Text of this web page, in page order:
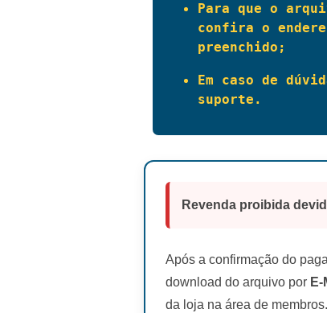
Para que o
confira o
preenchido;
Em caso de
suporte.
Revenda proibida
Após a confirmação do
download do arquivo por
da loja na área de membros.